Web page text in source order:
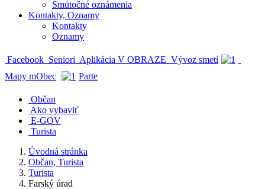
Smútočné oznámenia
Kontakty, Oznamy
Kontakty
Oznamy
Facebook Seniori Aplikácia V OBRAZE Vývoz smetí
Mapy mObec
Parte
Občan
Ako vybaviť
E-GOV
Turista
Úvodná stránka
Občan, Turista
Turista
Farský úrad